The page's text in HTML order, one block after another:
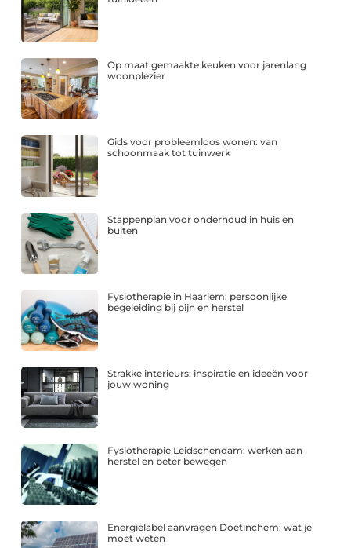
Op maat gemaakte keuken voor jarenlang
woonplezier
Gids voor probleemloos wonen: van
schoonmaak tot tuinwerk
Stappenplan voor onderhoud in huis en
buiten
Fysiotherapie in Haarlem: persoonlijke
begeleiding bij pijn en herstel
Strakke interieurs: inspiratie en ideeën voor
jouw woning
Fysiotherapie Leidschendam: werken aan
herstel en beter bewegen
Energielabel aanvragen Doetinchem: wat je
moet weten